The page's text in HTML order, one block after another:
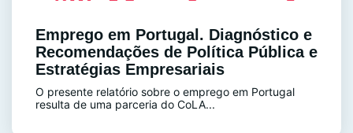
Emprego em Portugal. Diagnóstico e
Recomendações de Política Pública e
Estratégias Empresariais
O presente relatório sobre o emprego em Portugal
resulta de uma parceria do CoLA...